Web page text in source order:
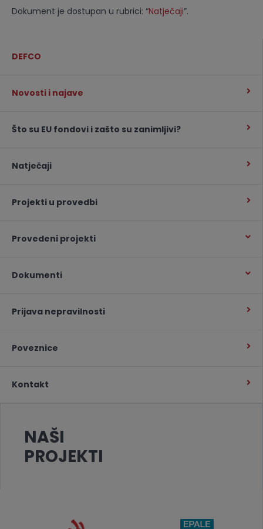
Dokument je dostupan u rubrici: “Natječaji”.
DEFCO
Novosti i najave
Što su EU fondovi i zašto su zanimljivi?
Natječaji
Projekti u provedbi
Provedeni projekti
Dokumenti
Prijava nepravilnosti
Poveznice
Kontakt
NAŠI
PROJEKTI